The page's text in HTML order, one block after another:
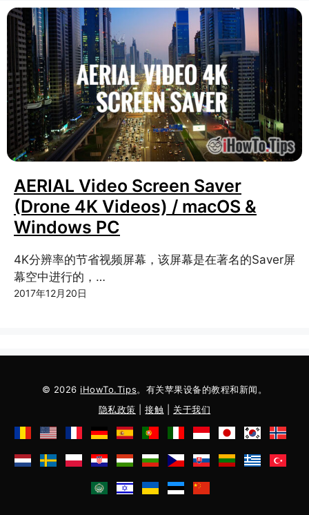
AERIAL Video Screen Saver
(Drone 4K Videos) / macOS &
Windows PC
4K分辨率的节省视频屏幕，该屏幕是在著名的Saver屏
幕空中进行的，…
2017年12月20日
© 2026 iHowTo.Tips。有关苹果设备的教程和新闻。
隐私政策 |接触 关于我们